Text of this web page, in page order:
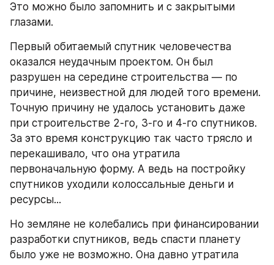
Это можно было запомнить и с закрытыми
глазами.
Первый обитаемый спутник человечества
оказался неудачным проектом. Он был
разрушен на середине строительства — по
причине, неизвестной для людей того времени.
Точную причину не удалось установить даже
при строительстве 2-го, 3-го и 4-го спутников.
За это время конструкцию так часто трясло и
перекашивало, что она утратила
первоначальную форму. А ведь на постройку
спутников уходили колоссальные деньги и
ресурсы...
Но земляне не колебались при финансировании
разработки спутников, ведь спасти планету
было уже не возможно. Она давно утратила